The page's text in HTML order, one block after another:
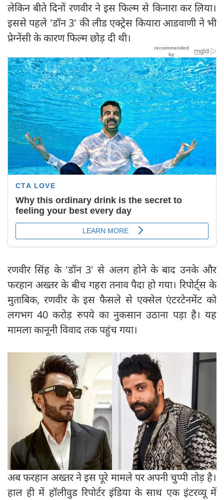
लेकिन बीते दिनों रणवीर ने इस फिल्म से किनारा कर लिया।
इससे पहले 'डॉन 3' की लीड एक्ट्रेस कियारा आडवाणी ने भी
प्रेग्नेंसी के कारण फिल्म छोड़ दी थी।
रणवीर सिंह के 'डॉन 3' से अलग होने के बाद उनके और
फरहान अख्तर के बीच गहरा तनाव पैदा हो गया। रिपोर्ट्स के
मुताबिक, रणवीर के इस फैसले से एक्सेल एंटरटेनमेंट को
लगभग 40 करोड़ रुपये का नुकसान उठाना पड़ा है। यह
मामला कानूनी ‍विवाद तक पहुंच गया।
अब फरहान अख्तर ने इस पूरे मामले पर अपनी चुप्पी तोड़ है।
हाल ही में हॉलीवुड रिपोर्टर इंडिया के साथ एक इंटरव्यू में